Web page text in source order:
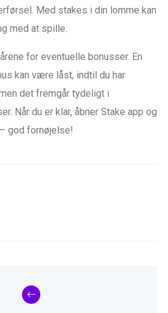
Med stakes i din lomme kan
med at spille.
for eventuelle bonusser. En
kan være låst, indtil du har
det fremgår tydeligt i
Når du er klar, åbner Stake app og
god fornøjelse!